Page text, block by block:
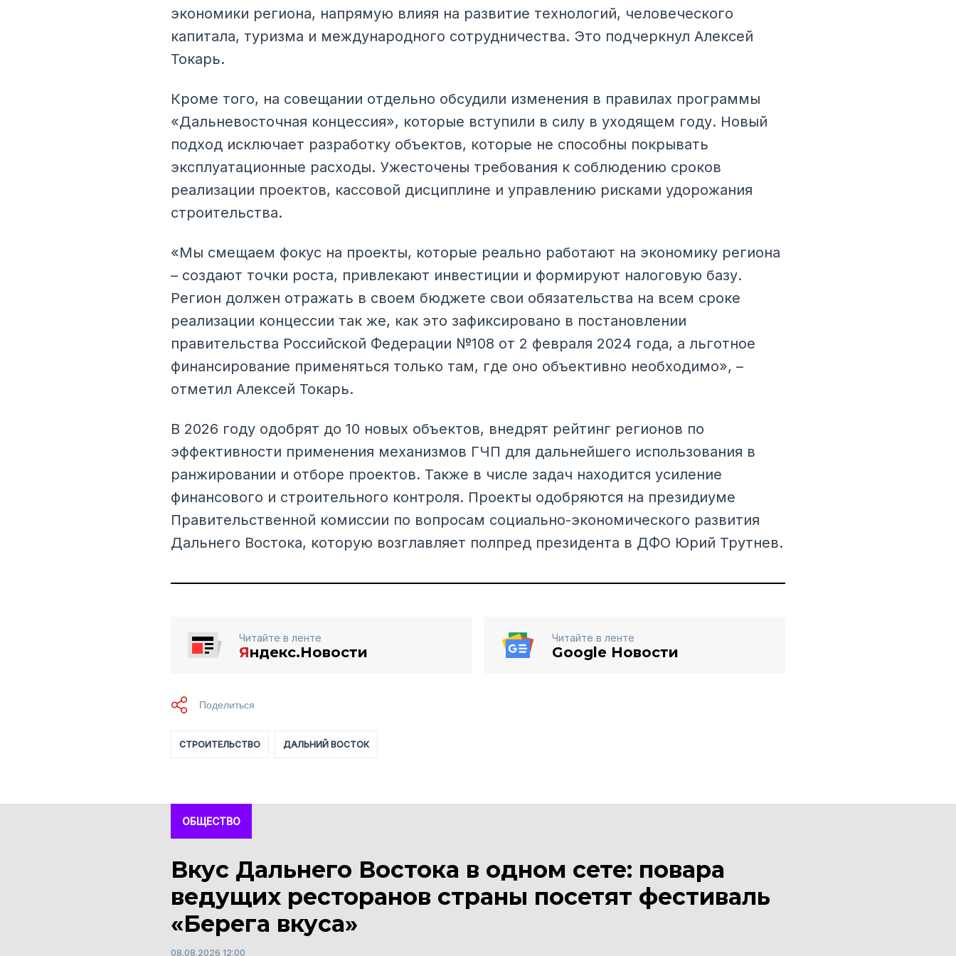
экономики региона, напрямую влияя на развитие технологий, человеческого
капитала, туризма и международного сотрудничества. Это подчеркнул Алексей
Токарь.
Кроме того, на совещании отдельно обсудили изменения в правилах программы
«Дальневосточная концессия», которые вступили в силу в уходящем году. Новый
подход исключает разработку объектов, которые не способны покрывать
эксплуатационные расходы. Ужесточены требования к соблюдению сроков
реализации проектов, кассовой дисциплине и управлению рисками удорожания
строительства.
«Мы смещаем фокус на проекты, которые реально работают на экономику региона
– создают точки роста, привлекают инвестиции и формируют налоговую базу.
Регион должен отражать в своем бюджете свои обязательства на всем сроке
реализации концессии так же, как это зафиксировано в постановлении
правительства Российской Федерации №108 от 2 февраля 2024 года, а льготное
финансирование применяться только там, где оно объективно необходимо», –
отметил Алексей Токарь.
В 2026 году одобрят до 10 новых объектов, внедрят рейтинг регионов по
эффективности применения механизмов ГЧП для дальнейшего использования в
ранжировании и отборе проектов. Также в числе задач находится усиление
финансового и строительного контроля. Проекты одобряются на президиуме
Правительственной комиссии по вопросам социально-экономического развития
Дальнего Востока, которую возглавляет полпред президента в ДФО Юрий Трутнев.
Читайте в ленте
Яндекс.Новости
Читайте в ленте
Google Новости
СТРОИТЕЛЬСТВО ДАЛЬНИЙ ВОСТОК
ОБЩЕСТВО
Вкус Дальнего Востока в одном сете: повара
ведущих ресторанов страны посетят фестиваль
«Берега вкуса»
08.08.2026 12:00